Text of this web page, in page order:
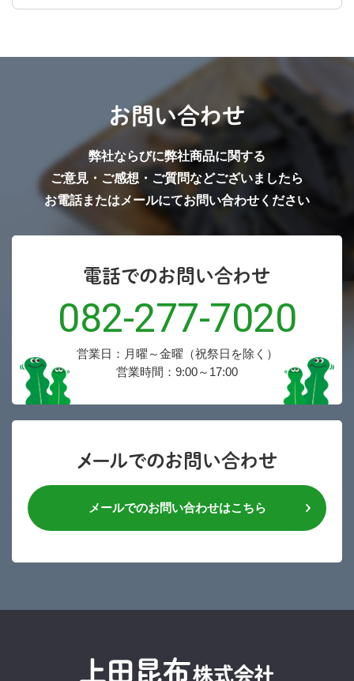
探
お問い合わせ
弊社ならびに弊社商品に関する
ご意見・ご感想・ご質問などございましたら
お電話またはメールにてお問い合わせください
電話でのお問い合わせ
082-277-7020
営業日：月曜～金曜（祝祭日を除く）
営業時間：9:00～17:00
メールでのお問い合わせ
メールでのお問い合わせはこちら